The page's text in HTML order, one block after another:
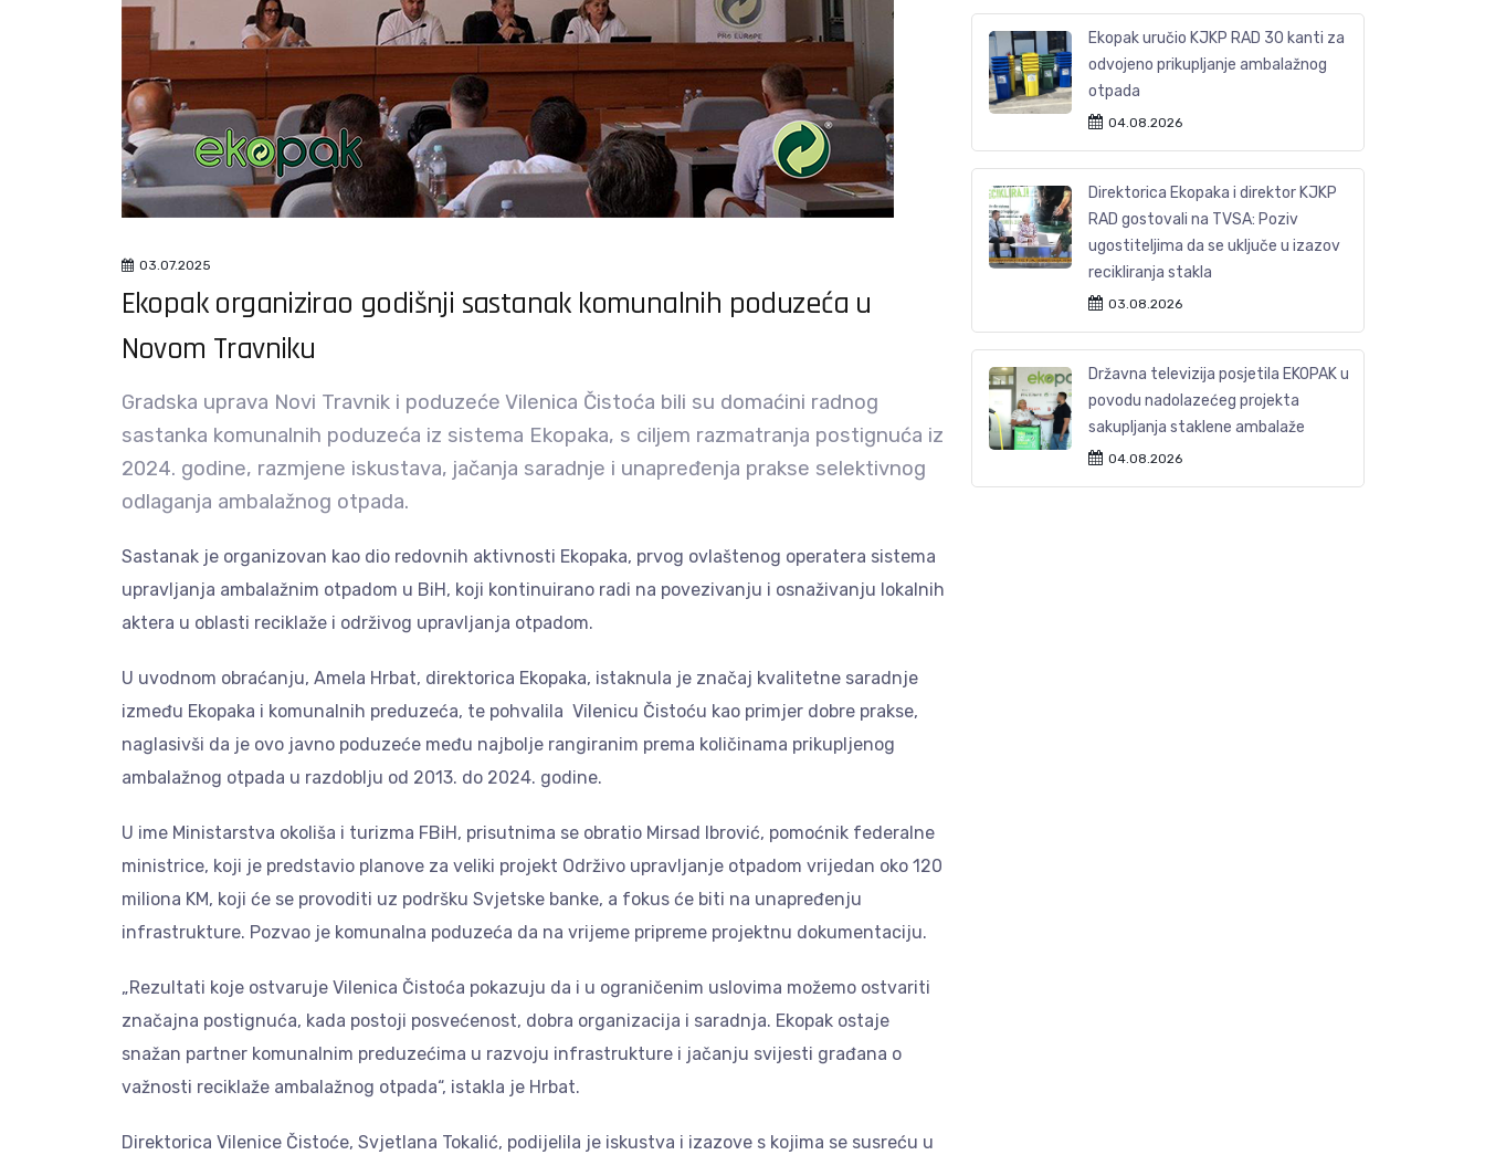
03.07.2025
Ekopak organizirao godišnji sastanak komunalnih poduzeća u
Novom Travniku
Gradska uprava Novi Travnik i poduzeće Vilenica Čistoća bili su domaćini radnog
sastanka komunalnih poduzeća iz sistema Ekopaka, s ciljem razmatranja postignuća iz
2024. godine, razmjene iskustava, jačanja saradnje i unapređenja prakse selektivnog
odlaganja ambalažnog otpada.
Sastanak je organizovan kao dio redovnih aktivnosti Ekopaka, prvog ovlaštenog operatera sistema
upravljanja ambalažnim otpadom u BiH, koji kontinuirano radi na povezivanju i osnaživanju lokalnih
aktera u oblasti reciklaže i održivog upravljanja otpadom.
U uvodnom obraćanju, Amela Hrbat, direktorica Ekopaka, istaknula je značaj kvalitetne saradnje
između Ekopaka i komunalnih preduzeća, te pohvalila Vilenicu Čistoću kao primjer dobre prakse,
naglasivši da je ovo javno poduzeće među najbolje rangiranim prema količinama prikupljenog
ambalažnog otpada u razdoblju od 2013. do 2024. godine.
U ime Ministarstva okoliša i turizma FBiH, prisutnima se obratio Mirsad Ibrović, pomoćnik federalne
ministrice, koji je predstavio planove za veliki projekt Održivo upravljanje otpadom vrijedan oko 120
miliona KM, koji će se provoditi uz podršku Svjetske banke, a fokus će biti na unapređenju
infrastrukture. Pozvao je komunalna poduzeća da na vrijeme pripreme projektnu dokumentaciju.
„Rezultati koje ostvaruje Vilenica Čistoća pokazuju da i u ograničenim uslovima možemo ostvariti
značajna postignuća, kada postoji posvećenost, dobra organizacija i saradnja. Ekopak ostaje
snažan partner komunalnim preduzećima u razvoju infrastrukture i jačanju svijesti građana o
važnosti reciklaže ambalažnog otpada“, istakla je Hrbat.
Direktorica Vilenice Čistoće, Svjetlana Tokalić, podijelila je iskustva i izazove s kojima se susreću u
Ekopak uručio KJKP RAD 30 kanti za
odvojeno prikupljanje ambalažnog
otpada
04.08.2026
Direktorica Ekopaka i direktor KJKP
RAD gostovali na TVSA: Poziv
ugostiteljima da se uključe u izazov
recikliranja stakla
03.08.2026
Državna televizija posjetila EKOPAK u
povodu nadolazećeg projekta
sakupljanja staklene ambalaže
04.08.2026